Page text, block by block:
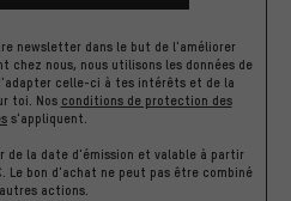
newsletter dans le but de l'améliorer
chez nous, nous utilisons les données de
celle-ci à tes intérêts et de la
toi. Nos conditions de protection des
s'appliquent.
de la date d'émission et valable à partir
Le bon d'achat ne peut pas être combiné
actions.